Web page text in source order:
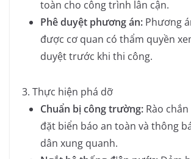
toàn cho công trình lân cận.
Phê duyệt phương án: Phương
được cơ quan có thẩm quyền
duyệt trước khi thi công.
3. Thực hiện phá dỡ
Chuẩn bị công trường: Rào
đặt biển báo an toàn và thông
dân xung quanh.